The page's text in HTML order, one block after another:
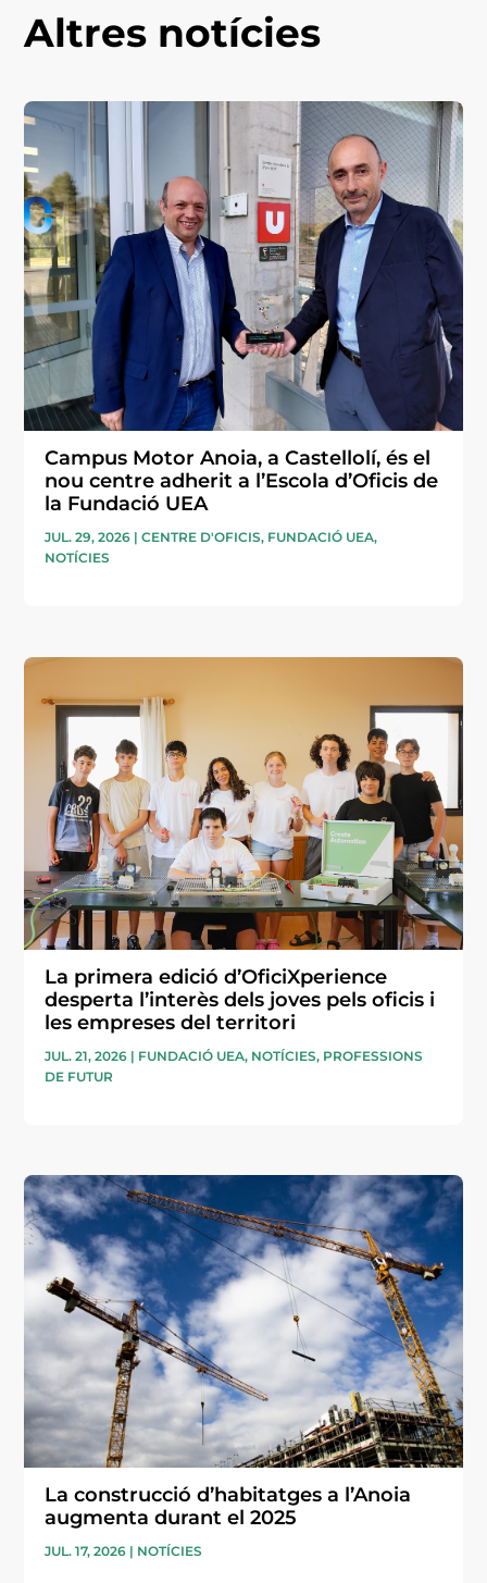
Altres notícies
Campus Motor Anoia, a Castellolí, és el
nou centre adherit a l’Escola d’Oficis de
la Fundació UEA
JUL. 29, 2026 |CENTRE D'OFICIS, FUNDACIÓ UEA,
NOTÍCIES
La primera edició d’OficiXperience
desperta l’interès dels joves pels oficis i
les empreses del territori
JUL. 21, 2026 | FUNDACIÓ UEA, NOTÍCIES, PROFESSIONS
DE FUTUR
La construcció d’habitatges a l’Anoia
augmenta durant el 2025
JUL. 17, 2026 | NOTÍCIES